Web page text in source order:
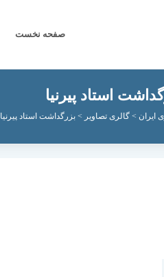
صفحه نخست
استاد پیرنیا
ایران > گالری تصاویر > بزرگداشت استاد پیرنیا